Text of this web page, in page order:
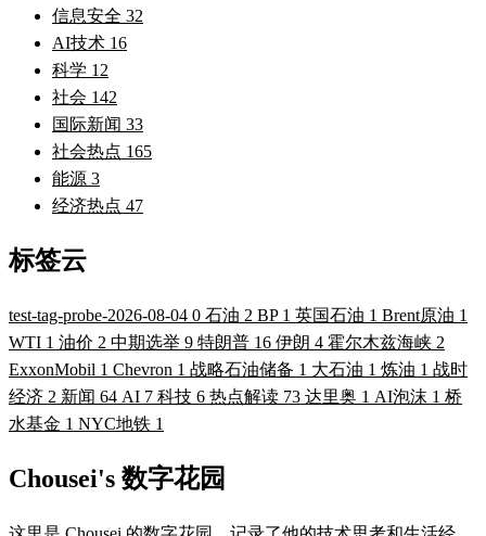
信息安全 32
AI技术 16
科学 12
社会 142
国际新闻 33
社会热点 165
能源 3
经济热点 47
标签云
test-tag-probe-2026-08-04 0 石油 2 BP 1 英国石油 1 Brent原油 1
WTI 1 油价 2 中期选举 9 特朗普 16 伊朗 4 霍尔木兹海峡 2
ExxonMobil 1 Chevron 1 战略石油储备 1 大石油 1 炼油 1 战时
经济 2 新闻 64 AI 7 科技 6 热点解读 73 达里奥 1 AI泡沫 1 桥
水基金 1 NYC地铁 1
Chousei's 数字花园